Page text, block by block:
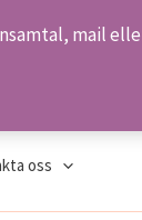
mail
oss